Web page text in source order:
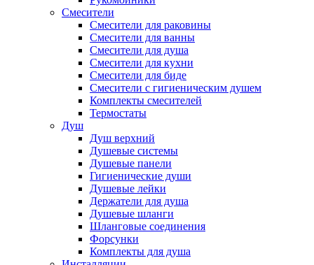
Смесители
Смесители для раковины
Смесители для ванны
Смесители для душа
Смесители для кухни
Смесители для биде
Смесители с гигиеническим душем
Комплекты смесителей
Термостаты
Душ
Душ верхний
Душевые системы
Душевые панели
Гигиенические души
Душевые лейки
Держатели для душа
Душевые шланги
Шланговые соединения
Форсунки
Комплекты для душа